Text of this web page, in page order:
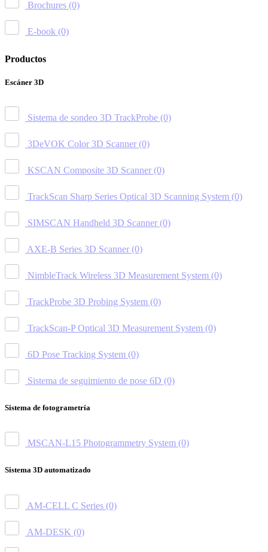
Brochures (0)
E-book (0)
Productos
Escáner 3D
Sistema de sondeo 3D TrackProbe (0)
3DeVOK Color 3D Scanner (0)
KSCAN Composite 3D Scanner (0)
TrackScan Sharp Series Optical 3D Scanning System (0)
SIMSCAN Handheld 3D Scanner (0)
AXE-B Series 3D Scanner (0)
NimbleTrack Wireless 3D Measurement System (0)
TrackProbe 3D Probing System (0)
TrackScan-P Optical 3D Measurement System (0)
6D Pose Tracking System (0)
Sistema de seguimiento de pose 6D (0)
Sistema de fotogrametría
MSCAN-L15 Photogrammetry System (0)
Sistema 3D automatizado
AM-CELL C Series (0)
AM-DESK (0)